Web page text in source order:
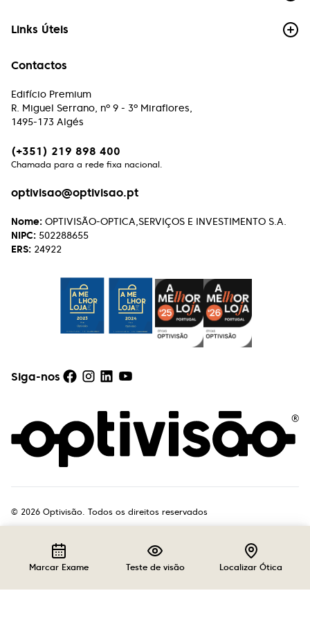
Links Úteis
Contactos
Edifício Premium
R. Miguel Serrano, nº 9 - 3º Miraflores,
1495-173 Algés
(+351) 219 898 400
Chamada para a rede fixa nacional.
optivisao@optivisao.pt
Nome: OPTIVISÃO-OPTICA,SERVIÇOS E INVESTIMENTO S.A.
NIPC: 502288655
ERS: 24922
Siga-nos
© 2026 Optivisão. Todos os direitos reservados
Marcar Exame Teste de visão Localizar Ótica